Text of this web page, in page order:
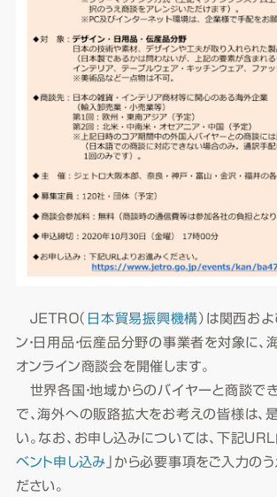
ＪＥＴＲＯ（ 日本貿易振興機構 ）は関西お
ン・日用品・伝産品分野の事業者を対象に、
オンライン商談会を開催します。
世界各国・地域からのバイヤーと商談で
で、海外への販路拡大をお考えの皆様は、
い。なお、お申し込みについては、下記URL
ベント申し込み 」から必要事項をご入力のう
ださい。